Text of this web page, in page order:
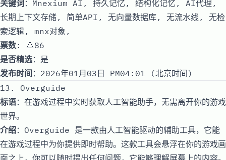
关键词 ：Mnexium AI, 持久记忆, 结构化记忆, AI代理,
长期上下文存储, 简单API, 无向量数据库, 无流水线, 无检
索逻辑, mnx对象,
票数: 🔺86
是否精选：是
发布时间 ：2026年01月03日 PM04:01 (北京时间)
13. Overguide
标语：在游戏过程中实时获取人工智能助手，无需离开你的游戏
世界。
介绍：Overguide 是一款由人工智能驱动的辅助工具，它能
在游戏过程中为你提供即时帮助。这款工具会悬浮在你的游戏画
面之上，你可以随时提出任何问题，它能够理解屏幕上的内容。